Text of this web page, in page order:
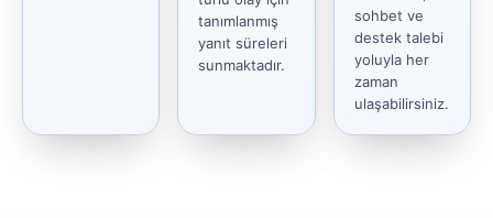
tanımlanmış
yanıt süreleri
sunmaktadır.
sohbet ve
destek talebi
yoluyla her
zaman
ulaşabilirsiniz.